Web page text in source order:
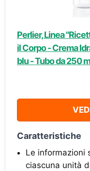
Perlier, Linea
il Corpo - Crema
blu - Tubo da 250
Caratteristiche
Le informazioni
ciascuna unità